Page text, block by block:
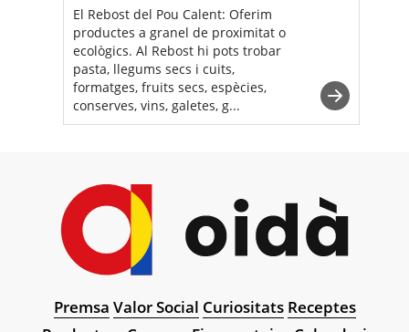
El Rebost del Pou Calent: Oferim
productes a granel de proximitat o
ecològics. Al Rebost hi pots trobar
pasta, llegums secs i cuits,
formatges, fruits secs, espècies,
conserves, vins, galetes, g...
Premsa Valor Social Curiositats Receptes